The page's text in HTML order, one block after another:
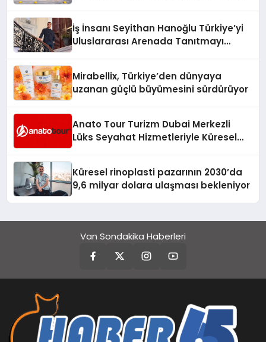
İş İnsanı Seyithan Hanoğlu Türkiye’yi
Uluslararası Arenada Tanıtmayı
Mirabellix, Türkiye’den dünyaya
uzanan güçlü büyümesini sürdürüyor
Anato Tour Turizm Dubai Merkezli
Lüks Seyahat Hizmetleriyle Küresel
Küresel rinoplasti pazarının 2030’da
9,6 milyar dolara ulaşması bekleniyor
Van Sondakika Haberleri